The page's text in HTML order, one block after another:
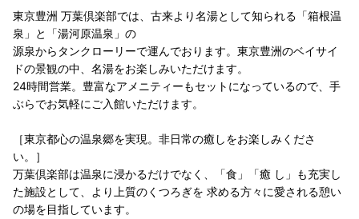
東京豊洲 万葉倶楽部では、古来より名湯として知られる「箱根温
泉」と「湯河原温泉」の
源泉からタンクローリーで運んでおります。東京豊洲のベイサイ
ドの景観の中、名湯をお楽しみいただけます。
24時間営業。豊富なアメニティーもセットになっているので、手
ぶらでお気軽にご入館いただけます。
［東京都心の温泉郷を実現。非日常の癒しをお楽しみくださ
い。］
万葉倶楽部は温泉に浸かるだけでなく、「食」「癒 し」も充実し
た施設として、より上質のくつろぎを 求める方々に愛される憩い
の場を目指しています。